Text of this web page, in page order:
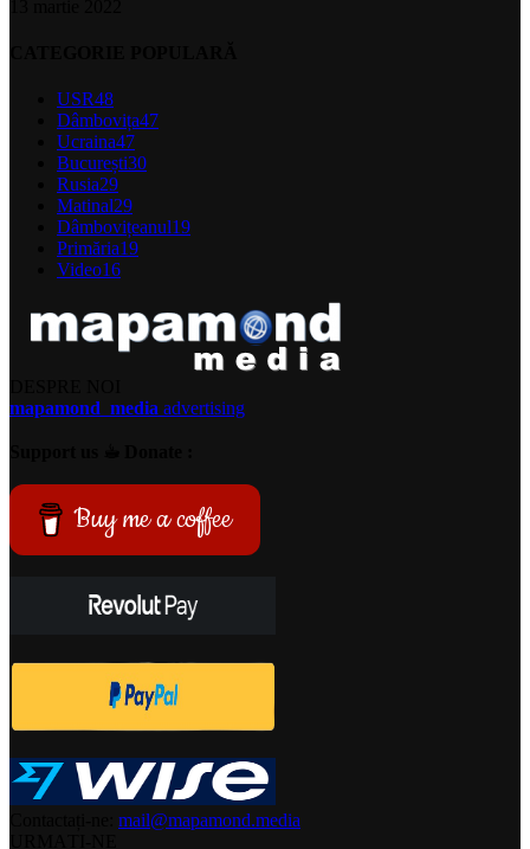
USR48
Dâmbovița47
Ucraina47
București30
Rusia29
Matinal29
Dâmbovițeanul19
Primăria19
Video16
mapamond media advertising
Buy me a coffee
mail@mapamond.media